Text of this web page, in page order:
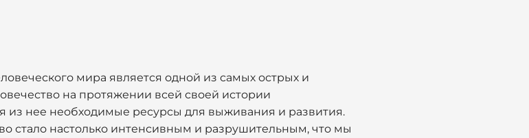
мира является одной из самых острых и
на протяжении всей своей истории
из нее необходимые ресурсы для выживания и развития.
стало настолько интенсивным и разрушительным, что мы